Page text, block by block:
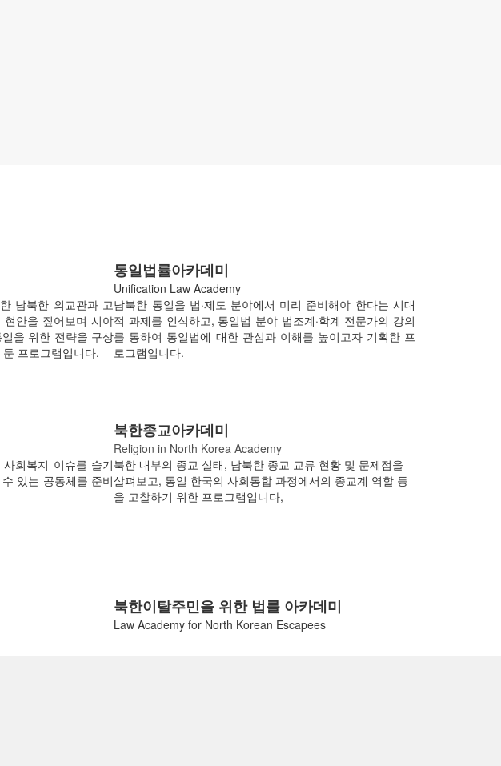
남북한 외교관과 고
현안을 짚어보며 시야
을 위한 전략을 구상
프로그램입니다.
통일법률아카데미
Unification Law Academy
남북한 통일을 법·제도 분야에서 미리 준비해야 한다는 시대
적 과제를 인식하고, 통일법 분야 법조계·학계 전문가의 강의
를 통하여 통일법에 대한 관심과 이해를 높이고자 기획한 프
로그램입니다.
회복지 이슈를 슬기
있는 공동체를 준비
북한종교아카데미
Religion in North Korea Academy
북한 내부의 종교 실태, 남북한 종교 교류 현황 및 문제점을
살펴보고, 통일 한국의 사회통합 과정에서의 종교계 역할 등
을 고찰하기 위한 프로그램입니다,
북한이탈주민을 위한 법률 아카데미
Law Academy for North Korean Escapees